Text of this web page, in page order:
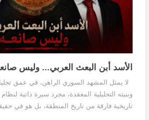
الأسد أبن البعث العربي... وليس
لا يمثل المشهد السوري الراهن، في عمق
وبنيته التحليلية المعقدة، مجرد سيرة ذاتية
تاريخية فارقة من تاريخ المنطقة، بل هو في